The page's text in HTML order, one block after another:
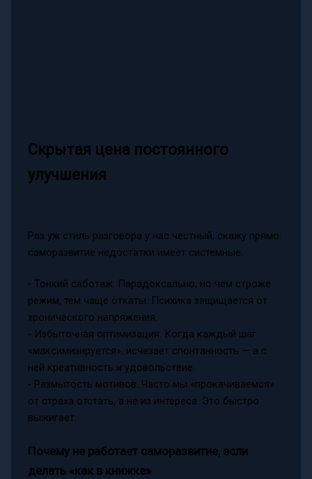
Скрытая цена постоянного
улучшения
Раз уж стиль разговора у нас честный, скажу прямо:
саморазвитие недостатки имеет системные.
- Тонкий саботаж. Парадоксально, но чем строже
режим, тем чаще откаты. Психика защищается от
хронического напряжения.
- Избыточная оптимизация. Когда каждый шаг
«максимизируется», исчезает спонтанность — а с
ней креативность и удовольствие.
- Размытость мотивов. Часто мы «прокачиваемся»
от страха отстать, а не из интереса. Это быстро
выжигает.
Почему не работает саморазвитие, если
делать «как в книжке»